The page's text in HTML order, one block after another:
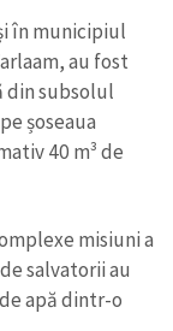
în municipiul
au fost
din subsolul
șoseaua
40 m³ de
misiuni a
salvatorii au
apă dintr-o